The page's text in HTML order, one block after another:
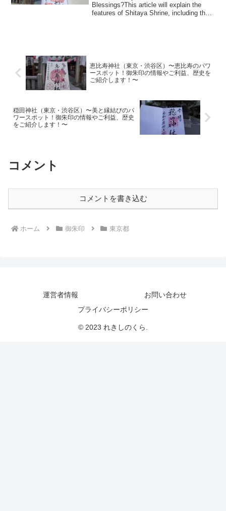
Blessings?This article will explain the
features of Shitaya Shrine, including the
恵比寿神社（東京・渋谷区）〜恵比寿のパワ
ースポット！御朱印の情報やご利益、歴史を
ご紹介します！〜
穏田神社（東京・渋谷区）〜美と縁結びのパ
ワースポット！御朱印の情報やご利益、歴史
をご紹介します！〜
コメント
コメントを書き込む
ホーム 御朱印 東京都
運営者情報
お問い合わせ
プライバシーポリシー
© 2023 れきしのくら.